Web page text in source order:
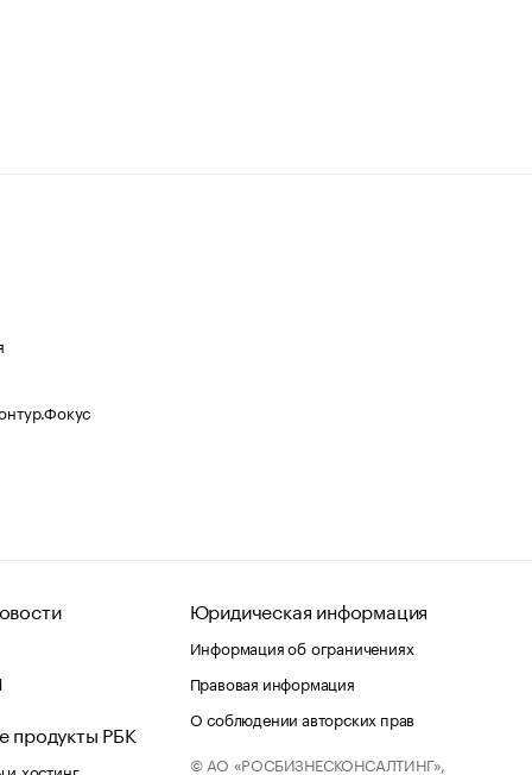
продукты РБК
хостинг
Юридическая информация
Информация об ограничениях
Правовая информация
О соблюдении авторских прав
© АО «РОСБИЗНЕСКОНСАЛТИНГ»,